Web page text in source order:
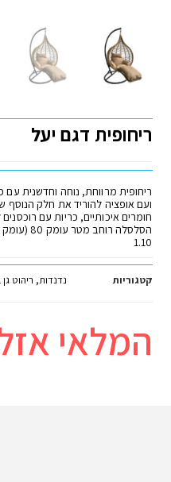
ריחופית דגם יעל
ריחופית מרווחת, נוחה וחדשנית
ועם אופציה להוריד את חלק הנוסף
חומרים איכותיים, כריות עם
1.10
קטגוריות נדנדות, ריהוט
המלאי